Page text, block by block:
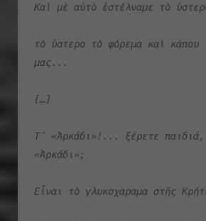
Καὶ μὲ αὐτὸ ἐστέλναμε τὸ
τὸ ὑστερο τὸ φόρεμα καὶ κάπου
μας...
[…]
Τ΄ «Ἀρκάδι»!... ξέρετε
«Ἀρκάδι»;